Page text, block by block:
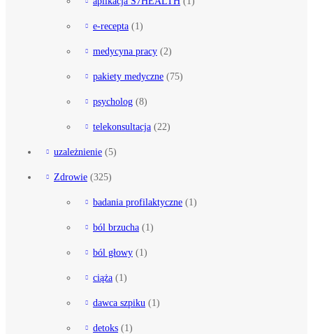
e-recepta (1)
medycyna pracy (2)
pakiety medyczne (75)
psycholog (8)
telekonsultacja (22)
uzależnienie (5)
Zdrowie (325)
badania profilaktyczne (1)
ból brzucha (1)
ból głowy (1)
ciąża (1)
dawca szpiku (1)
detoks (1)